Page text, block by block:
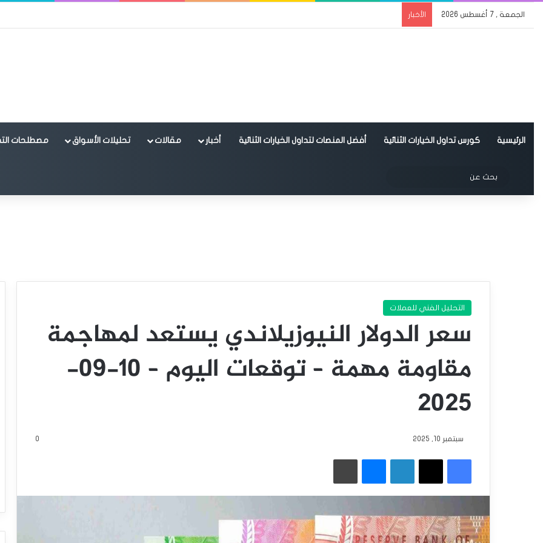
الجمعة , 7 أغسطس 2026 الأخبار
الرئيسية كورس تداول الخيارات الثنائية أفضل المنصات لتداول الخيارات الثنائية أخبار مقالات تحليلات الأسواق مصطلحات
الوضع المظلم
عن
التحليل الفني للعملات
سعر الدولار النيوزيلاندي يستعد لمهاجمة
مقاومة مهمة – توقعات اليوم – 10-09-
2025
سبتمبر 10, 2025 0
فيسبوك
‫X لينكدإن ماسنجر طباعة